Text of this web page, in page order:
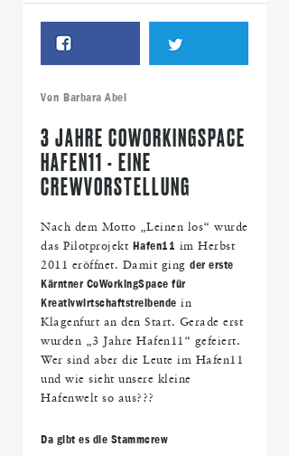
Von Barbara Abel
3 JAHRE COWORKINGSPACE
HAFEN11 - EINE
CREWVORSTELLUNG
Nach dem Motto „Leinen los“ wurde
das Pilotprojekt Hafen11 im Herbst
2011 eröffnet. Damit ging der erste
Kärntner CoWorkingSpace für
Kreativwirtschaftstreibende in
Klagenfurt an den Start. Gerade erst
wurden „3 Jahre Hafen11“ gefeiert.
Wer sind aber die Leute im Hafen11
und wie sieht unsere kleine
Hafenwelt so aus???
Da gibt es die Stammcrew